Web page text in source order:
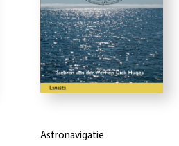
Astronavigatie